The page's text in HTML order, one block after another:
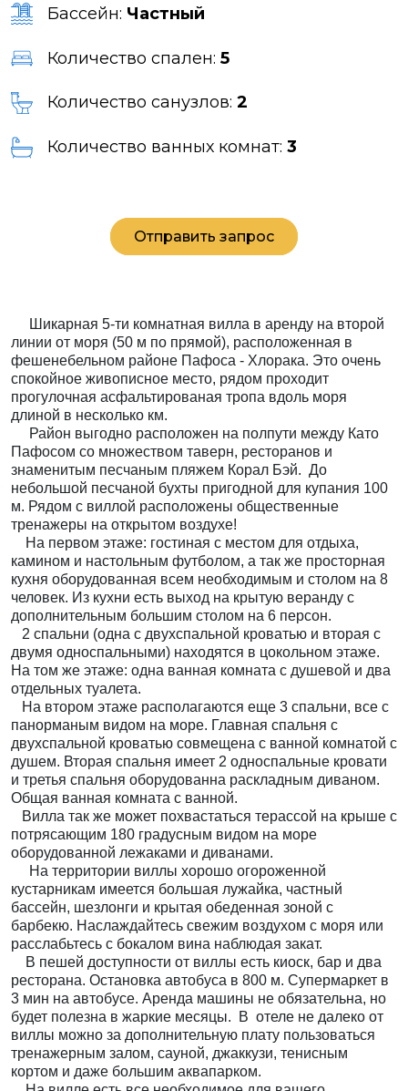
Бассейн: Частный
Количество спален: 5
Количество санузлов: 2
Количество ванных комнат: 3
Отправить запрос
Шикарная 5-ти комнатная вилла в аренду на второй
линии от моря (50 м по прямой), расположенная в
фeшенебельном районе Пафоса - Хлорака. Это очень
спокойное живописное место, рядом проходит
прогулочная асфальтированая тропа вдоль моря
длиной в несколько км.
Район выгодно расположен на полпути между Като
Пафосом со множеством таверн, ресторанов и
знаменитым песчаным пляжем Корал Бэй. До
небольшой песчаной бухты пригодной для купания 100
м. Рядом с виллой расположены общественные
тренажеры на открытом воздухе!
На первом этаже: гостиная с местом для отдыха,
камином и настольным футболом, а так же просторная
кухня оборудованная всем необходимым и столом на 8
человек. Из кухни есть выход на крытую веранду с
дополнительным большим столом на 6 персон.
2 спальни (одна с двухспальной кроватью и вторая с
двумя односпальными) находятся в цокольном этаже.
На том же этаже: одна ванная комната с душевой и два
отдельных туалета.
На втором этаже располагаются еще 3 спальни, все с
панорманым видом на море. Главная спальня с
двухспальной кроватью совмещена с ванной комнатой с
душем. Вторая спальня имеет 2 односпальные кровати
и третья спальня оборудованна раскладным диваном.
Общая ванная комната с ванной.
Вилла так же может похвастаться терассой на крыше с
потрясающим 180 градусным видом на море
оборудованной лежаками и диванами.
На территории виллы хорошо огороженной
кустарникам имеется большая лужайка, частный
бассейн, шезлонги и крытая обеденная зоной с
барбекю. Наслаждайтесь свежим воздухом с моря или
расслабьтесь с бокалом вина наблюдая закат.
В пешей доступности от виллы есть киоск, бар и два
ресторана. Остановка автобуса в 800 м. Супермаркет в
3 мин на автобусе. Аренда машины не обязательна, но
будет полезна в жаркие месяцы.
В отеле не далеко от
виллы можно за дополнительную плату пользоваться
тренажерным залом, сауной, джаккузи, тенисным
кортом и даже большим аквапарком.